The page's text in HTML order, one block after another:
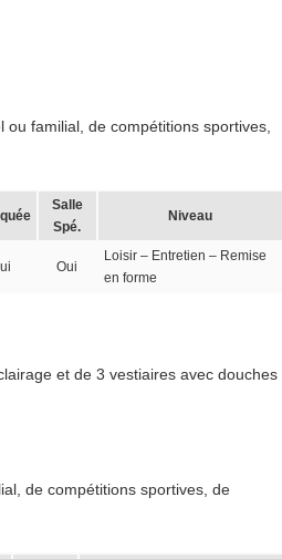
familial, de compétitions sportives,
Salle
Spé.
Niveau
Oui
Loisir – Entretien – Remise
en forme
et de 3 vestiaires avec douches
de compétitions sportives, de